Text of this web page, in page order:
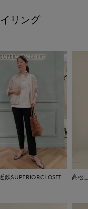
リング
鉄SUPERIORCLOSET 高松